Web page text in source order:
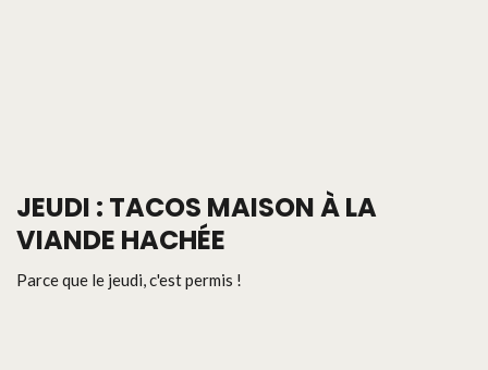
JEUDI : TACOS MAISON À LA
VIANDE HACHÉE
Parce que le jeudi, c'est permis !